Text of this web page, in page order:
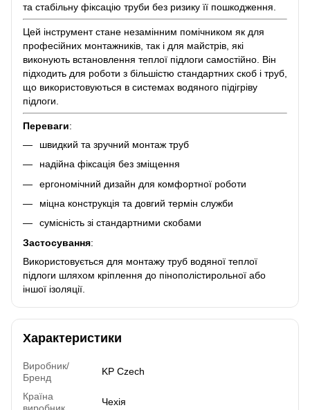
та стабільну фіксацію труби без ризику її пошкодження.
Цей інструмент стане незамінним помічником як для
професійних монтажників, так і для майстрів, які
виконують встановлення теплої підлоги самостійно. Він
підходить для роботи з більшістю стандартних скоб і труб,
що використовуються в системах водяного підігріву
підлоги.
Переваги:
швидкий та зручний монтаж труб
надійна фіксація без зміщення
ергономічний дизайн для комфортної роботи
міцна конструкція та довгий термін служби
сумісність зі стандартними скобами
Застосування:
Використовується для монтажу труб водяної теплої
підлоги шляхом кріплення до пінополістирольної або
іншої ізоляції.
Характеристики
Виробник/
Бренд
KP Czech
Країна
виробник
Чехія